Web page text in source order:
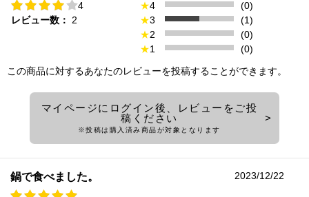
4
レビュー数： 2
★4
(0)
★3
(1)
★2
(0)
★1
(0)
この商品に対するあなたのレビューを投稿することができます。
マイページにログイン後、レビューをご投
稿ください
※投稿は購入済み商品が対象となります
鍋で食べました。 2023/12/22